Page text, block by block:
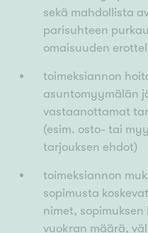
sekä mahdollista
parisuhteen
omaisuuden
toimeksiannon
asuntomyymälän
vastaanottamat
(esim. osto- tai
tarjouksen ehdot)
toimeksiannon
sopimusta
nimet,
vuokran määrä,